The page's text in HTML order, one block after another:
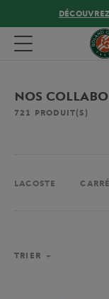
Toggle navigation
NOS
721 PRODUIT(S)
LACOSTE
TRIER